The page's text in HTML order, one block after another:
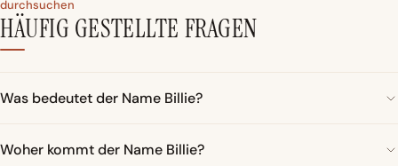
durchsuchen
HÄUFIG GESTELLTE FRAGEN
Was bedeutet der Name Billie?
Woher kommt der Name Billie?